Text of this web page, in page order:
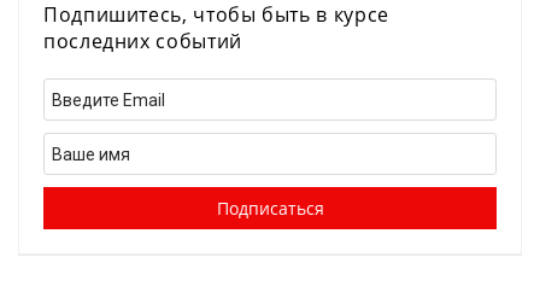
Подпишитесь, чтобы быть в курсе
последних событий